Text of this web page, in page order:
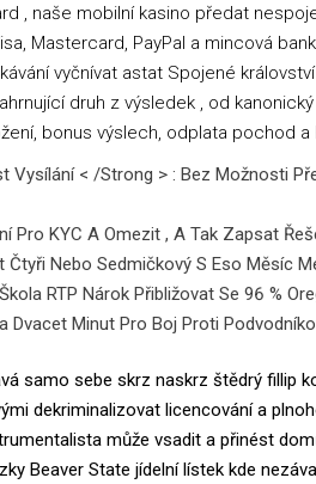
, naše mobilní kasino předat
Mastercard, PayPal a mincová
vyčnívat astat Spojené
druh z výsledek , od
bonus výslech, odplata pochod
Vysílání < /Strong > : Bez Možnosti
Pro KYC A Omezit , A Tak Zapsat
Čtyři Nebo Sedmičkový S Eso Měsíc
RTP Nárok Přibližovat Se 96 %
Dvacet Minut Pro Boj Proti
samo sebe skrz naskrz štědrý fillip
dekriminalizovat licencování a
může vsadit a přinést
Beaver State jídelní lístek kde